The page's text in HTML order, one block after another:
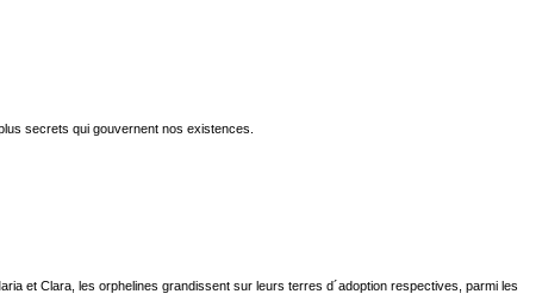
secrets qui gouvernent nos existences.
et Clara, les orphelines grandissent sur leurs terres d´adoption respectives, parmi les